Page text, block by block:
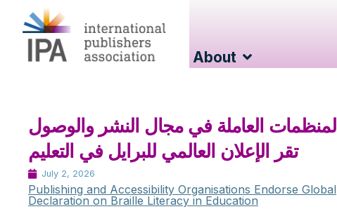
About
المنظمات العاملة في مجال النشر والوصول
تقر الإعلان العالمي للبرايل في التعليم
July 2, 2026
Publishing and Accessibility Organisations Endorse Global
Declaration on Braille Literacy in Education